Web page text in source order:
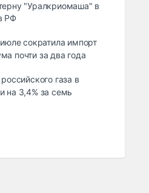
"Уралкриомаша" в
РФ
сократила импорт
почти за два года
газа в
на 3,4% за семь